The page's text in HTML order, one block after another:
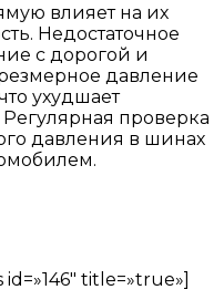
влияет на их
Недостаточное
с дорогой и
давление
ухудшает
проверка
давления в шинах
title=»true»]